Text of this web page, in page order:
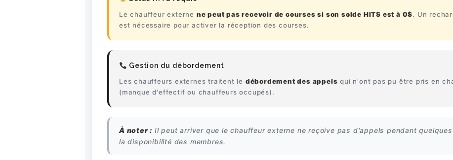
HITS BUSINESS
Le chauffeur externe ne peut pas recevoir de courses si son solde HITS est à 0$. Un
est nécessaire pour activer la réception des courses.
Gestion du débordement
Les chauffeurs externes traitent le débordement des appels qui n'ont pas pu être pris en
(manque d'effectif ou chauffeurs occupés).
À noter : Il peut arriver que le chauffeur externe ne reçoive pas d'appels pendant
la disponibilité des membres.